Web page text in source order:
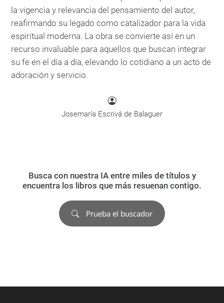
la vigencia y relevancia del pensamiento del autor,
reafirmando su legado como catalizador para la vida
espiritual moderna. La obra se convierte así en un
recurso invaluable para aquellos que buscan integrar
su fe en el día a día, elevando lo cotidiano a un acto de
adoración y servicio.
Josemaría Escrivá de Balaguer
Busca con nuestra IA entre miles de títulos y
encuentra los libros que más resuenan contigo.
Prueba el buscador